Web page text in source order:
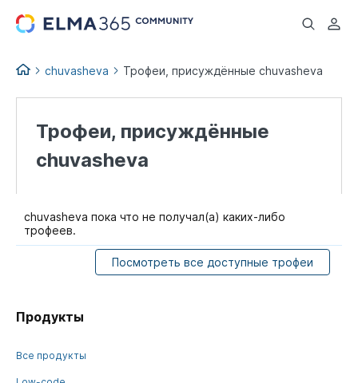
...
chuvasheva Трофеи, присуждённые chuvasheva
Трофеи, присуждённые
chuvasheva
chuvasheva пока что не получал(а) каких-либо
трофеев.
Посмотреть все доступные трофеи
Продукты
Все продукты